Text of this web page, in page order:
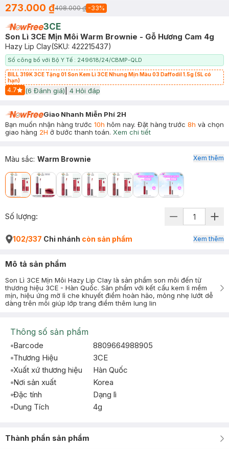
273.000 ₫408.000 ₫ -33%
3CE
Son Lì 3CE Mịn Môi Warm Brownie - Gỗ Hương Cam 4g
Hazy Lip Clay(SKU: 422215437)
Số công bố với Bộ Y Tế : 249618/24/CBMP-QLD
BILL 319K 3CE Tặng 01 Son Kem Lì 3CE Nhung Mịn Màu 03 Daffodil 1.5g (SL có
hạn)
4.7
Start Icon
(6 Đánh giá) 4 Hỏi đáp
Giao Nhanh Miễn Phí 2H
Bạn muốn nhận hàng trước 10h hôm nay. Đặt hàng trước 8h và chọn
giao hàng 2H ở bước thanh toán. Xem chi tiết
Màu sắc: Warm Brownie Xem thêm
Số lượng:
102/337 Chi nhánh còn sản phẩm Xem thêm
Mô tả sản phẩm
Son Lì 3CE Mịn Môi Hazy Lip Clay là sản phẩm son môi đến từ
thương hiệu 3CE - Hàn Quốc. Sản phẩm với kết cấu kem lì mềm
mịn, hiệu ứng mờ lì che khuyết điểm hoàn hảo, mỏng nhẹ lướt dễ
dàng trên môi giúp lớp trang điểm thêm lung lin
Thông số sản phẩm
Barcode
8809664988905
Thương Hiệu
3CE
Xuất xứ thương hiệu
Hàn Quốc
Nơi sản xuất
Korea
Đặc tính
Dạng lì
Dung Tích
4g
Thành phần sản phẩm